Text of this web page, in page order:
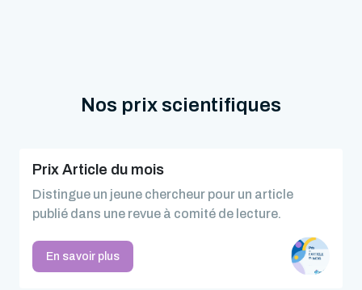
Nos prix scientifiques
Prix Article du mois
Distingue un jeune chercheur pour un article
publié dans une revue à comité de lecture.
En savoir plus